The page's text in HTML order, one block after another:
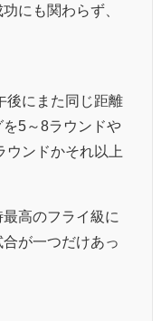
にも関わらず、
後にまた同じ距離
5～8ラウンドや
ウンドかそれ以上
高のフライ級に
が一つだけあっ